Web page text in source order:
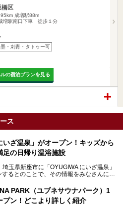
橋区
成増駅88m
増駅南口下車 徒歩１分
墨・刺青・タトゥー可
の宿泊プランを見る
ス
いざ温泉」がオープン！キッズから
足の日帰り温浴施設
玉県新座市に「OYUGIWA にいざ温泉」
るとのことで、その情報をみなさんにい
の天然温泉や本格的なサウナをはじめ、4
ームやお食事処、他施設とは一線を画す
PARK（ユブネサウナパーク）1
プン！どこより詳しく紹介